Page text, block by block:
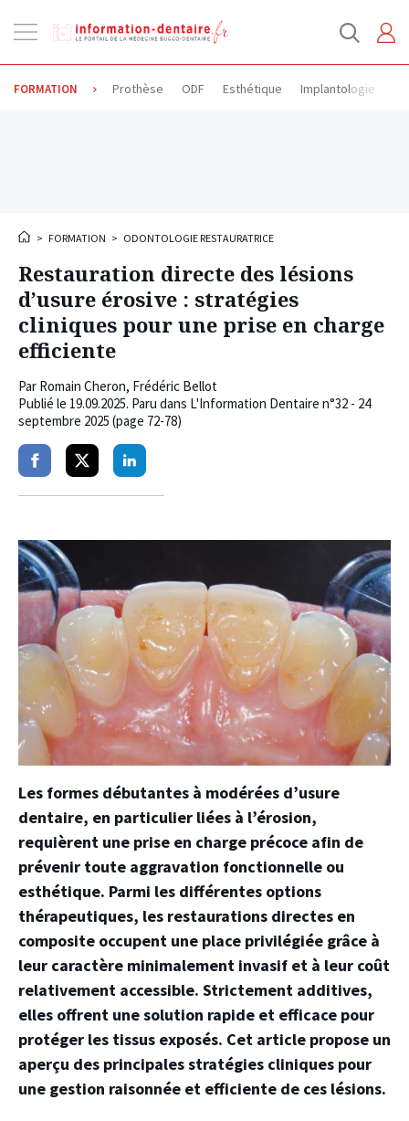
la
FORMATION Prothèse ODF Esthétique Implantologie
> FORMATION > ODONTOLOGIE RESTAURATRICE
Restauration directe des lésions
d’usure érosive : stratégies
cliniques pour une prise en charge
efficiente
Par Romain Cheron, Frédéric Bellot
Publié le 19.09.2025. Paru dans L'Information Dentaire n°32 - 24
septembre 2025 (page 72-78)
PartagerPartagerPartager
Les formes débutantes à modérées d’usure
dentaire, en particulier liées à l’érosion,
requièrent une prise en charge précoce afin de
prévenir toute aggravation fonctionnelle ou
esthétique. Parmi les différentes options
thérapeutiques, les restaurations directes en
composite occupent une place privilégiée grâce à
leur caractère minimalement invasif et à leur coût
relativement accessible. Strictement additives,
elles offrent une solution rapide et efficace pour
protéger les tissus exposés. Cet article propose un
aperçu des principales stratégies cliniques pour
une gestion raisonnée et efficiente de ces lésions.